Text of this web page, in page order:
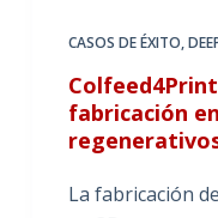
CASOS DE ÉXITO,
fabricación
La fabricación